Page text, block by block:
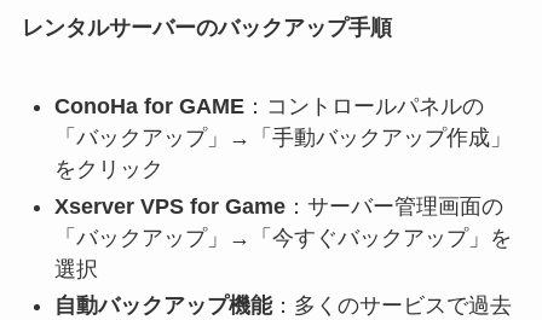
レンタルサーバーのバックアップ手順
ConoHa for GAME：コントロールパネルの
「バックアップ」→「手動バックアップ作成」
をクリック
Xserver VPS for Game：サーバー管理画面の
「バックアップ」→「今すぐバックアップ」を
選択
自動バックアップ機能：多くのサービスで過去